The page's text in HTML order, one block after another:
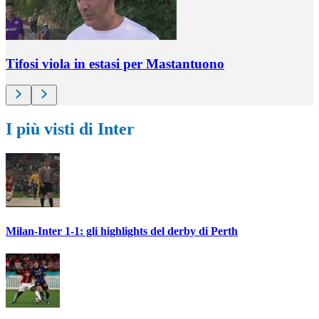
Tifosi viola in estasi per Mastantuono
I più visti di Inter
Milan-Inter 1-1: gli highlights del derby di Perth